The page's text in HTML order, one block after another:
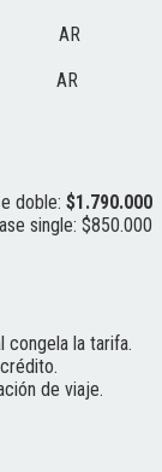
AR
AR
doble: $1.790.000
single: $850.000
la tarifa.
de viaje.